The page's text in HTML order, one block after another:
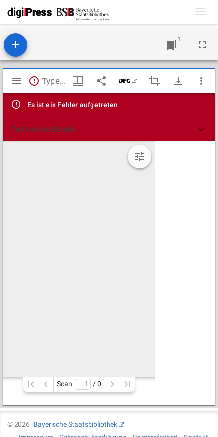
1
Mirador
Viewer
TypeError: Failed to fetch
Es ist ein Fehler aufgetreten
Technische Details
Scan / 0
©2026
Bayerische Staatsbibliothek